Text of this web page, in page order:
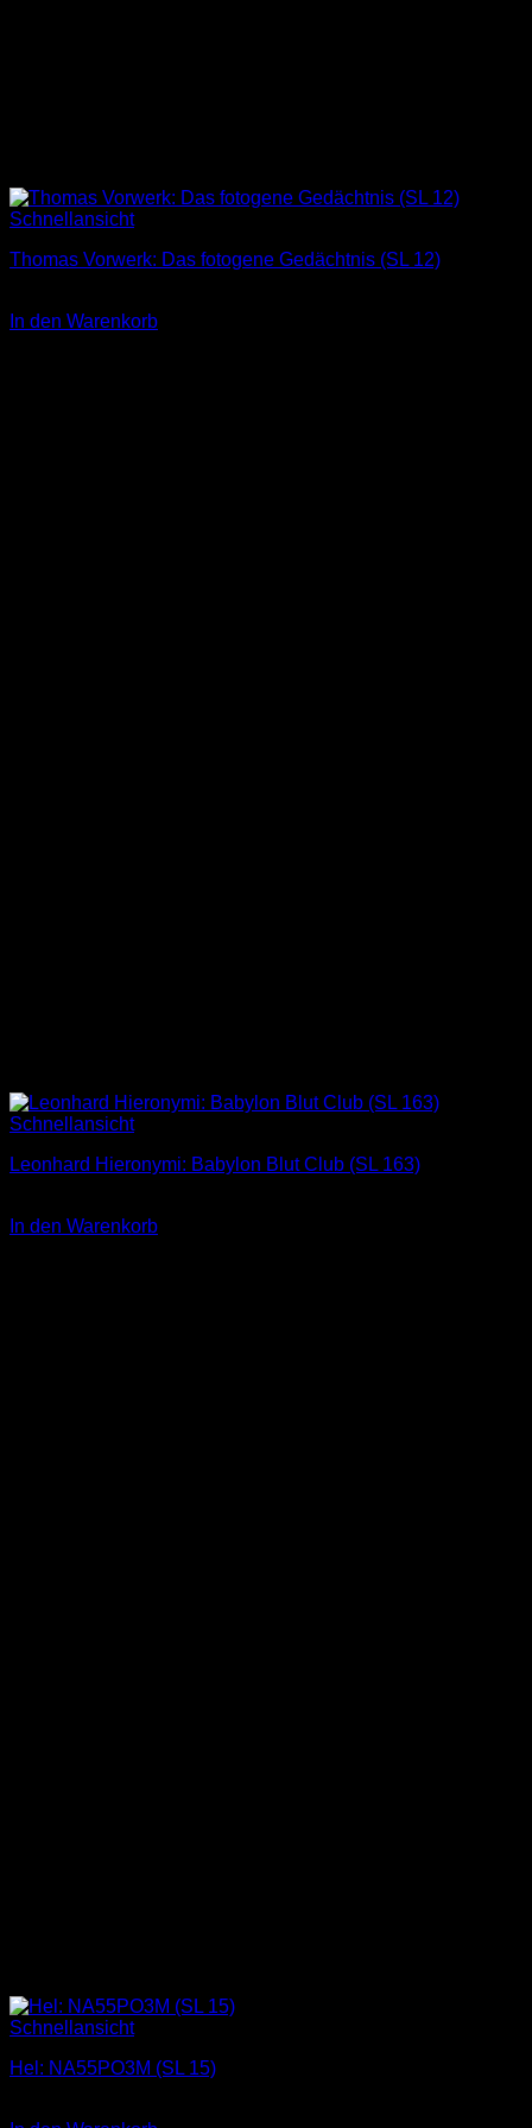
Schnellansicht
Thomas Vorwerk: Das fotogene Gedächtnis (SL 12)
In den Warenkorb
Schnellansicht
Leonhard Hieronymi: Babylon Blut Club (SL 163)
In den Warenkorb
Schnellansicht
Hel: NA55PO3M (SL 15)